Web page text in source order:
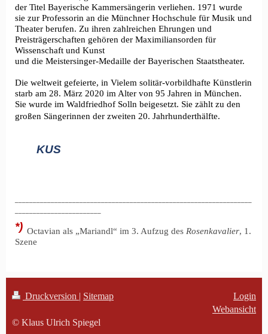
der Titel Bayerische Kammersängerin verliehen. 1971 wurde
sie zur Professorin an die Münchner Hochschule für Musik und
Theater berufen. Zu ihren zahlreichen Ehrungen und
Preisträgerschaften gehören der Maximiliansorden für
Wissenschaft und Kunst
und die Meistersinger-Medaille der Bayerischen Staatstheater.
Die weltweit gefeierte, in Vielem solitär-vorbildhafte Künstlerin
starb am 28. März 2020 im Alter von 95 Jahren in München.
Sie wurde im Waldfriedhof Solln beigesetzt. Sie zählt zu den
großen Sängerinnen der zweiten 20. Jahrhunderthälfte.
KUS
*) Octavian als „Mariandl“ im 3. Aufzug des Rosenkavalier, 1.
Szene
Druckversion Sitemap
© Klaus Ulrich Spiegel
Login
Webansicht